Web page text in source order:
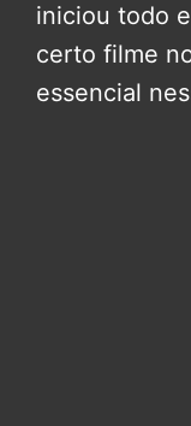
iniciou todo
certo filme
essencial